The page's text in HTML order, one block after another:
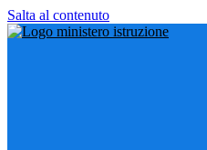
Salta al contenuto